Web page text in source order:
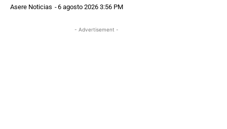
Asere Noticias -6 agosto 2026 3:56 PM
- Advertisement -